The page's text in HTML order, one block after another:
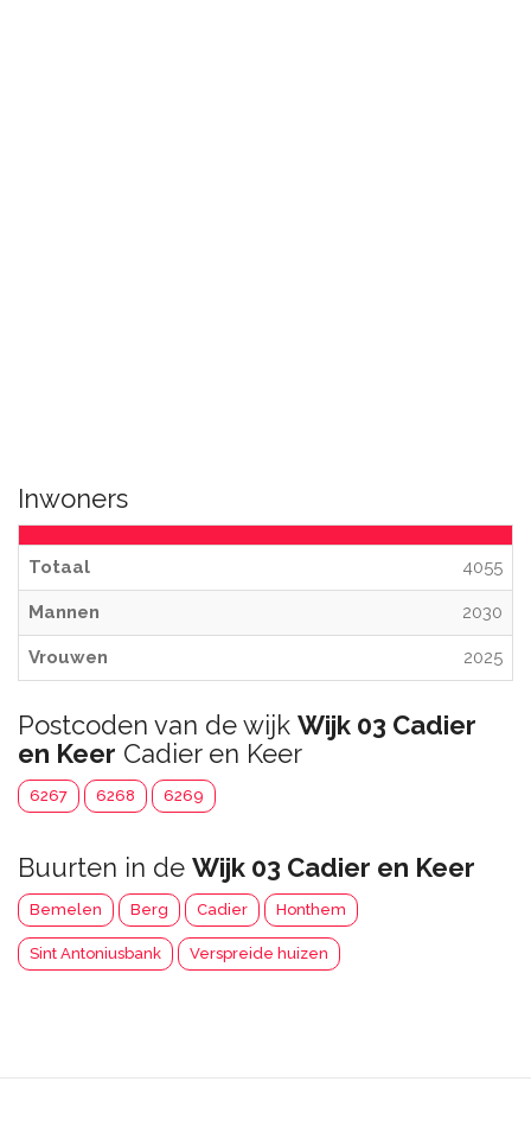
Inwoners
Totaal 4055
Mannen 2030
Vrouwen 2025
Postcoden van de wijk Wijk 03 Cadier
en Keer Cadier en Keer
6267 6268 6269
Buurten in de Wijk 03 Cadier en Keer
Bemelen Berg Cadier Honthem
Sint Antoniusbank Verspreide huizen